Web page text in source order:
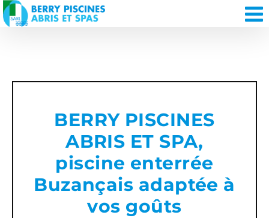
Passer
au
BERRY PISCINES
ABRIS ET SPA,
piscine enterrée
Buzançais adaptée à
vos goûts